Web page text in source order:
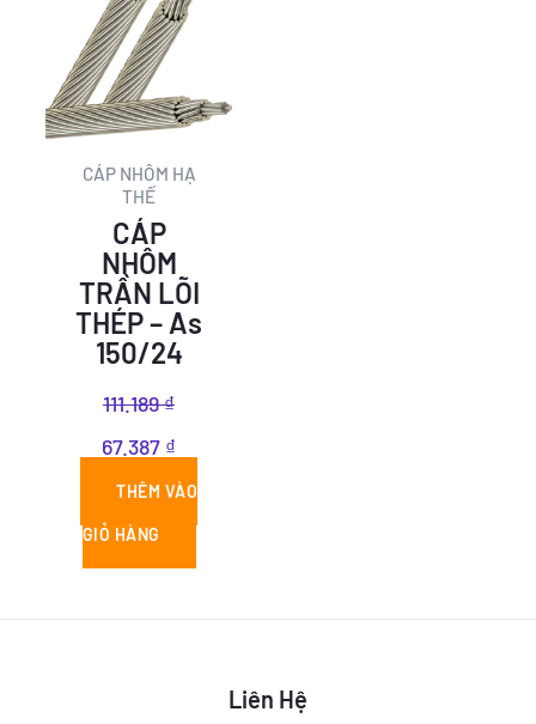
CÁP NHÔM HẠ
THẾ
CÁP
NHÔM
TRẦN LÕI
THÉP – As
150/24
111.189₫
là:
111.189 ₫.
67.387 ₫
tại
67.387 ₫.
THÊM VÀO
GIỎ HÀNG
Liên Hệ